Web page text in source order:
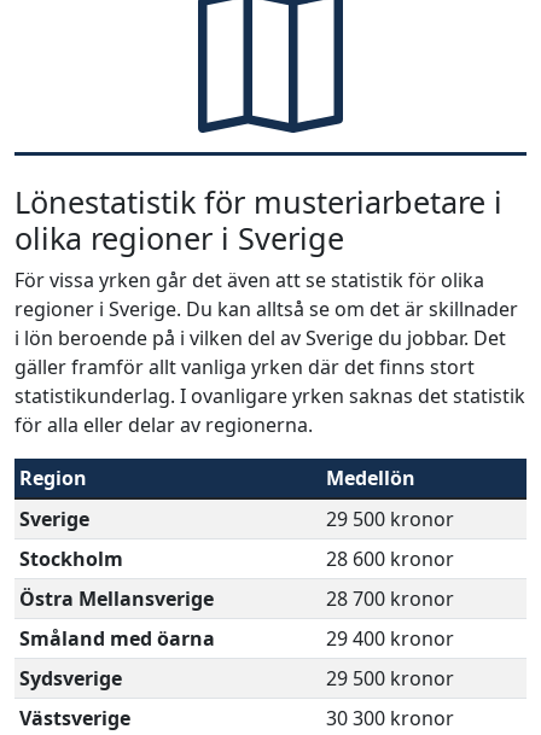
Lönestatistik för musteriarbetare i
olika regioner i Sverige
För vissa yrken går det även att se statistik för olika
regioner i Sverige. Du kan alltså se om det är skillnader
i lön beroende på i vilken del av Sverige du jobbar. Det
gäller framför allt vanliga yrken där det finns stort
statistikunderlag. I ovanligare yrken saknas det statistik
för alla eller delar av regionerna.
Region
Medellön
Sverige
29 500 kronor
Stockholm
28 600 kronor
Östra Mellansverige
28 700 kronor
Småland med öarna
29 400 kronor
Sydsverige
29 500 kronor
Västsverige
30 300 kronor